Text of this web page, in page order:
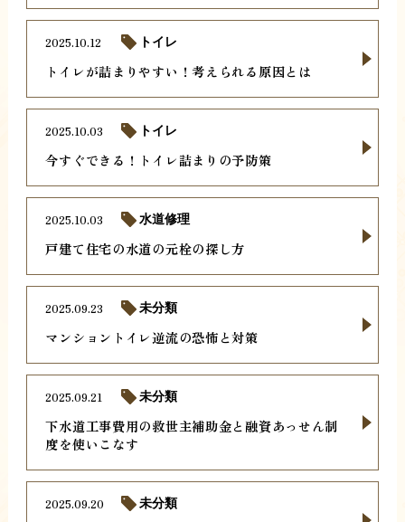
トイレが詰まりやすい！考えられる原因とは
2025.10.12 トイレ
今すぐできる！トイレ詰まりの予防策
2025.10.03 トイレ
戸建て住宅の水道の元栓の探し方
2025.10.03 水道修理
マンショントイレ逆流の恐怖と対策
2025.09.23 未分類
下水道工事費用の救世主補助金と融資あっせん制
度を使いこなす
2025.09.21 未分類
2025.09.20 未分類